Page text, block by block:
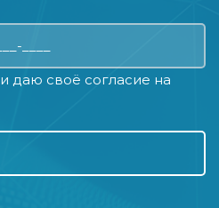
и даю своё согласие на